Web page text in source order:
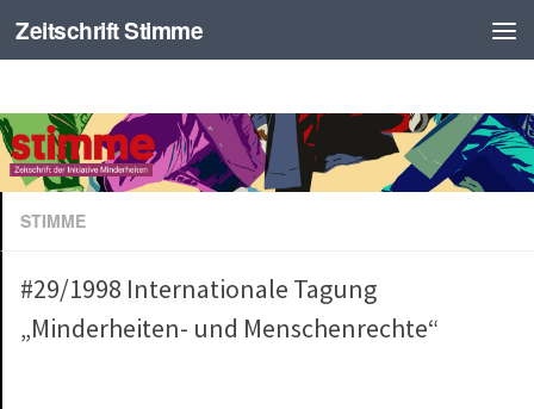
Zeitschrift Stimme
STIMME
#29/1998 Internationale Tagung
„Minderheiten- und Menschenrechte“